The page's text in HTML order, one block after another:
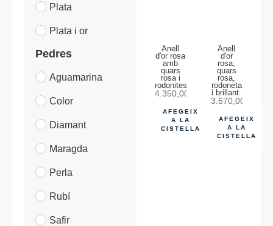
Plata
Plata i or
Pedres
Aguamarina
Color
Diamant
Maragda
Perla
Rubí
Safir
Anell
d'or rosa
amb
quars
rosa i
rodonites
4.350,00
AFEGEIX
A LA
CISTELLA
Anell
d'or
rosa,
quars
rosa,
rodoneta
i brillant.
3.670,00
AFEGEIX
A LA
CISTELLA